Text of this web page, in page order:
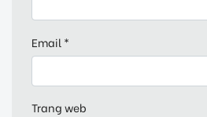
Email *
Trang web